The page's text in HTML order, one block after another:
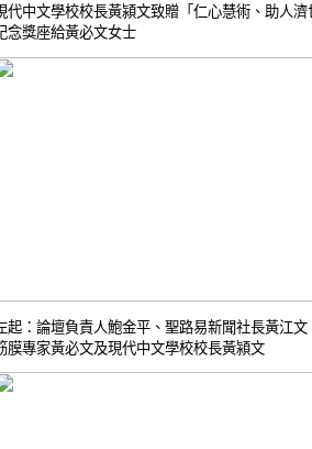
代中文學校校長黃潁文致贈「仁心慧術、助人濟
念獎座給黃必文女士
起：論壇負責人鮑金平、聖路易新聞社長黃江文
膜專家黃必文及現代中文學校校長黃潁文